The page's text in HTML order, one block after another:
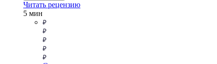
Читать рецензию
5 мин